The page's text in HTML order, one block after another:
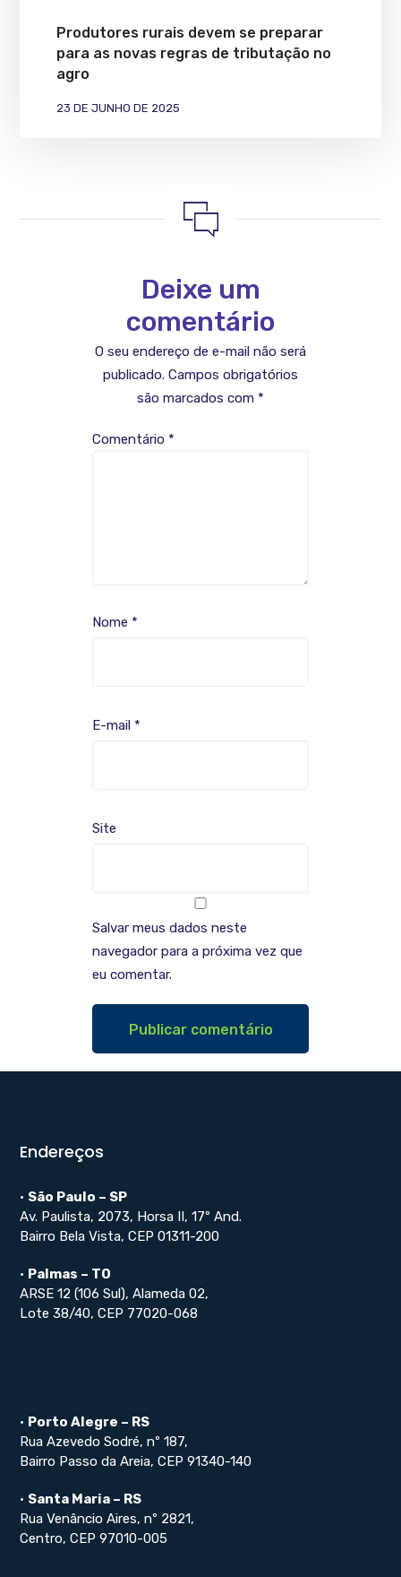
Produtores rurais devem se preparar
para as novas regras de tributação no
agro
23 DE JUNHO DE 2025
Deixe um
comentário
O seu endereço de e-mail não será
publicado. Campos obrigatórios
são marcados com *
Comentário *
Nome *
E-mail *
Site
Salvar meus dados neste
navegador para a próxima vez que
eu comentar.
Endereços
• São Paulo – SP
Av. Paulista, 2073, Horsa II, 17º And.
Bairro Bela Vista, CEP 01311-200
• Palmas – TO
ARSE 12 (106 Sul), Alameda 02,
Lote 38/40, CEP 77020-068
• Porto Alegre – RS
Rua Azevedo Sodré, nº 187,
Bairro Passo da Areia, CEP 91340-140
• Santa Maria – RS
Rua Venâncio Aires, nº 2821,
Centro, CEP 97010-005